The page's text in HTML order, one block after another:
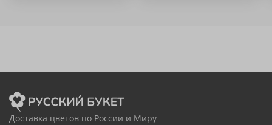
Доставка цветов по России и Миру